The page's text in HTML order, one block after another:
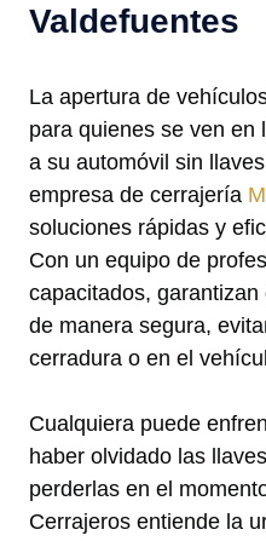
Valdefuentes
La apertura de
para quienes se ven en
a su automóvil sin
empresa de cerrajería
soluciones rápidas y
Con un equipo de
capacitados,
de manera segura,
cerradura o en el
Cualquiera puede
haber olvidado las
perderlas en el
Cerrajeros entiende la